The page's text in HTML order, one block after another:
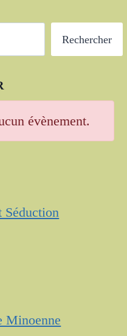
Rechercher
évènement.
Séduction
Minoenne